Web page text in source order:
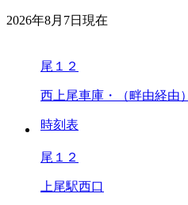
2026年8月7日 現在
尾１２
西上尾車庫・（畔由経由）
時刻表
尾１２
上尾駅西口